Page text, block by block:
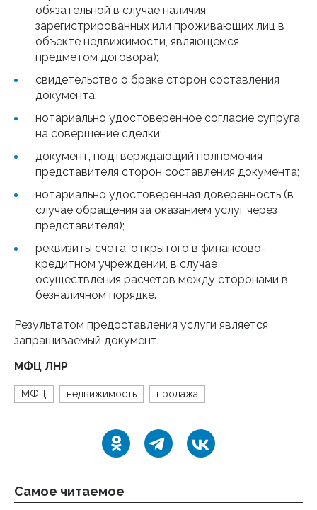
обязательной в случае наличия
зарегистрированных или проживающих лиц в
объекте недвижимости, являющемся
предметом договора);
свидетельство о браке сторон составления
документа;
нотариально удостоверенное согласие супруга
на совершение сделки;
документ, подтверждающий полномочия
представителя сторон составления документа;
нотариально удостоверенная доверенность (в
случае обращения за оказанием услуг через
представителя);
реквизиты счета, открытого в финансово-
кредитном учреждении, в случае
осуществления расчетов между сторонами в
безналичном порядке.
Результатом предоставления услуги является
запрашиваемый документ.
МФЦ ЛНР
МФЦ недвижимость продажа
Самое читаемое